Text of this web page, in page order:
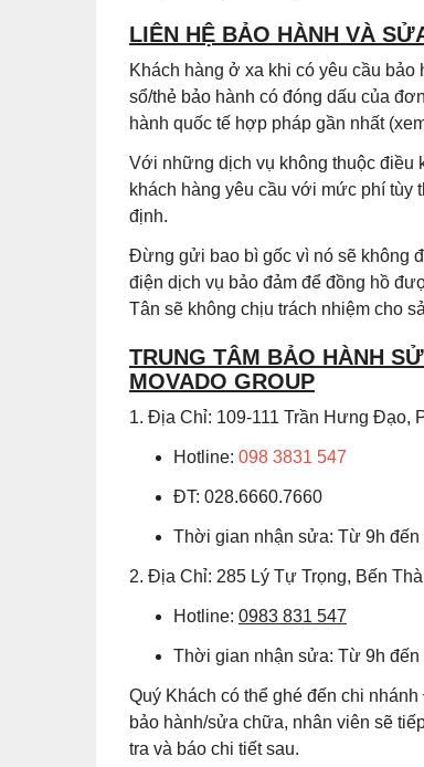
LIÊN HỆ BẢO HÀNH VÀ
Khách hàng ở xa khi có yêu cầu
sổ/thẻ bảo hành có đóng dấu của
hành quốc tế hợp pháp gần nhất
Với những dịch vụ không thuộc điều
khách hàng yêu cầu với mức phí tùy
định.
Đừng gửi bao bì gốc vì nó sẽ không
điện dịch vụ bảo đảm để đồng hồ
Tân sẽ không chịu trách nhiệm cho
TRUNG TÂM BẢO HÀNH
MOVADO GROUP
1. Địa Chỉ: 109-111 Trần Hưng Đạo,
Hotline: 098 3831 547
ĐT: 028.6660.7660
Thời gian nhận sửa: Từ 9h đến
2. Địa Chỉ: 285 Lý Tự Trọng, Bến
Hotline: 0983 831 547
Thời gian nhận sửa: Từ 9h đến
Quý Khách có thể ghé đến chi
bảo hành/sửa chữa, nhân viên sẽ
tra và báo chi tiết sau.